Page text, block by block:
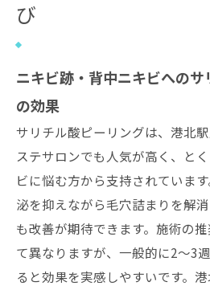
び
ニキビ跡・背中ニキビへの
の効果
サリチル酸ピーリングは、港北
ステサロンでも人気が高く、と
ビに悩む方から支持されていま
泌を抑えながら毛穴詰まりを解
も改善が期待できます。施術の
て異なりますが、一般的に2〜3
ると効果を実感しやすいです。